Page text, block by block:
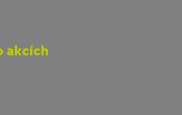
akcích